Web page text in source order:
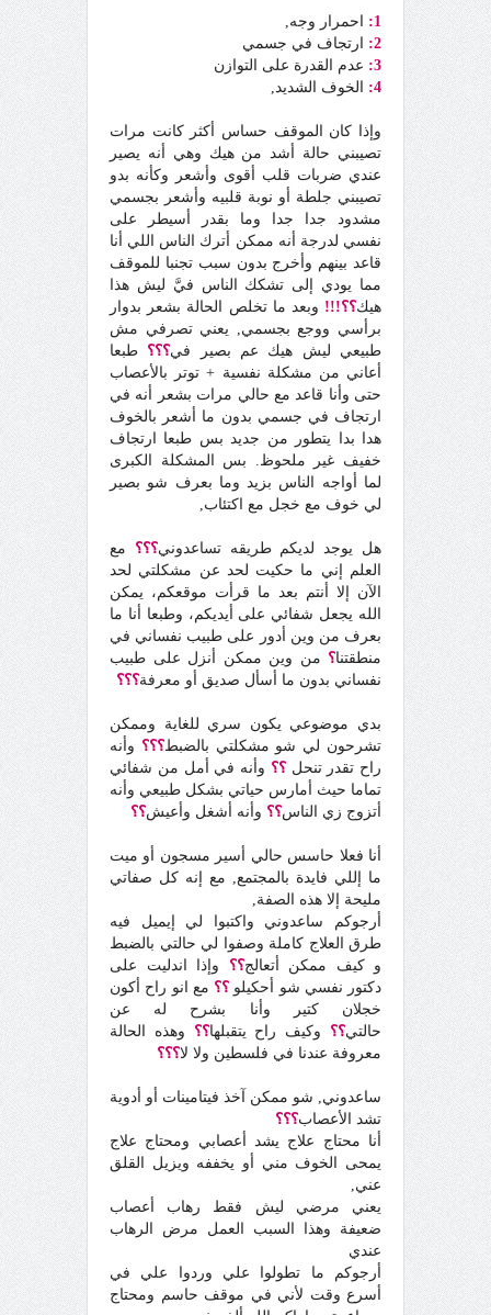
1:
احمرار وجه,
2:
ارتجاف في جسمي
3:
عدم القدرة على التوازن
4:
الخوف الشديد,
وإذا كان الموقف حساس أكثر كانت مرات
تصيبني حالة أشد من هيك وهي أنه يصير
عندي ضربات قلب أقوى وأشعر وكأنه بدو
تصيبني جلطة أو نوبة قلبيه وأشعر بجسمي
مشدود جدا جدا وما بقدر أسيطر على
نفسي لدرجة أنه ممكن أترك الناس اللي أنا
قاعد بينهم وأخرج بدون سبب تجنبا للموقف
مما يودي إلى تشكك الناس فيَّ ليش هذا
هيك؟؟!!! وبعد ما تخلص الحالة بشعر بدوار
برأسي ووجع بجسمي, يعني تصرفي مش
طبيعي ليش هيك عم بصير في؟؟؟ طبعا
أعاني من مشكلة نفسية + توتر بالأعصاب
حتى وأنا قاعد مع حالي مرات بشعر أنه في
ارتجاف في جسمي بدون ما أشعر بالخوف
هدا بدا يتطور من جديد بس طبعا ارتجاف
خفيف غير ملحوظ. بس المشكلة الكبرى
لما أواجه الناس بزيد وما بعرف شو بصير
لي خوف مع خجل مع اكتئاب,
هل يوجد لديكم طريقه تساعدوني؟؟؟ مع
العلم إني ما حكيت لحد عن مشكلتي لحد
الآن إلا أنتم بعد ما قرأت موقعكم، يمكن
الله يجعل شفائي على أيديكم، وطبعا أنا ما
بعرف من وين أدور على طبيب نفساني في
منطقتنا؟ من وين ممكن أنزل على طبيب
نفساني بدون ما أسأل صديق أو معرفة؟؟؟
بدي موضوعي يكون سري للغاية وممكن
تشرحون لي شو مشكلتي بالضبط؟؟؟ وأنه
راح تقدر تنحل؟؟ وأنه في أمل من شفائي
تماما حيث أمارس حياتي بشكل طبيعي وأنه
أتزوج زي الناس؟؟ وأنه أشغل وأعيش؟؟
أنا فعلا حاسس حالي أسير مسجون أو ميت
ما إللي فايدة بالمجتمع, مع إنه كل صفاتي
مليحة إلا هذه الصفة,
أرجوكم ساعدوني واكتبوا لي إيميل فيه
طرق العلاج كاملة وصفوا لي حالتي بالضبط
و كيف ممكن أتعالج؟؟ وإذا اندليت على
دكتور نفسي شو أحكيلو ؟؟ مع انو راح أكون
خجلان كتير وأنا بشرح له عن
حالتي؟؟ وكيف راح يتقبلها؟؟ وهذه الحالة
معروفة عندنا في فلسطين ولا لا؟؟؟
ساعدوني, شو ممكن آخذ فيتامينات أو أدوية
تشد الأعصاب؟؟؟
أنا محتاج علاج يشد أعصابي ومحتاج علاج
يمحى الخوف مني أو يخففه ويزيل القلق
عني,
يعني مرضي ليش فقط رهاب أعصاب
ضعيفة وهذا السبب العمل مرض الرهاب
عندي
أرجوكم ما تطولوا علي وردوا علي في
أسرع وقت لأني في موقف حاسم ومحتاج